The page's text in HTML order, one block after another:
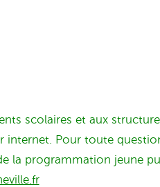
scolaires et aux
internet. Pour toute
la programmation jeune